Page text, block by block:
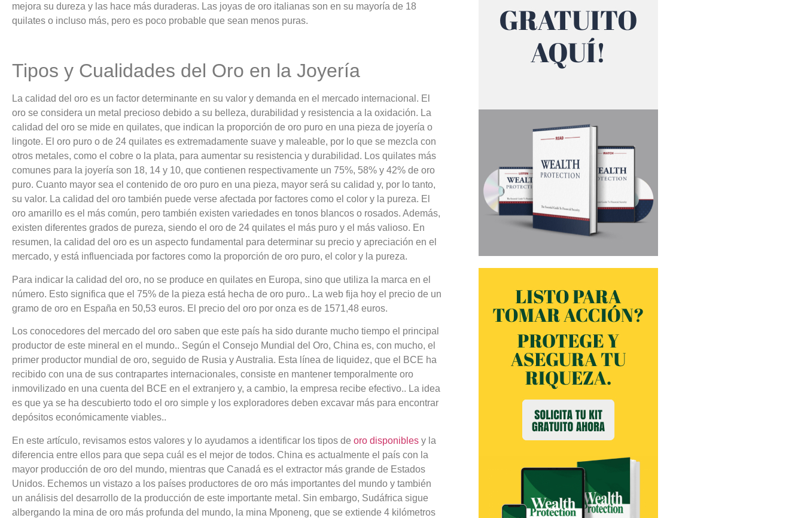
mejora su dureza y las hace más duraderas. Las joyas de oro italianas son en su mayoría de 18
quilates o incluso más, pero es poco probable que sean menos puras.
Tipos y Cualidades del Oro en la Joyería
La calidad del oro es un factor determinante en su valor y demanda en el mercado internacional. El
oro se considera un metal precioso debido a su belleza, durabilidad y resistencia a la oxidación. La
calidad del oro se mide en quilates, que indican la proporción de oro puro en una pieza de joyería o
lingote. El oro puro o de 24 quilates es extremadamente suave y maleable, por lo que se mezcla con
otros metales, como el cobre o la plata, para aumentar su resistencia y durabilidad. Los quilates más
comunes para la joyería son 18, 14 y 10, que contienen respectivamente un 75%, 58% y 42% de oro
puro. Cuanto mayor sea el contenido de oro puro en una pieza, mayor será su calidad y, por lo tanto,
su valor. La calidad del oro también puede verse afectada por factores como el color y la pureza. El
oro amarillo es el más común, pero también existen variedades en tonos blancos o rosados. Además,
existen diferentes grados de pureza, siendo el oro de 24 quilates el más puro y el más valioso. En
resumen, la calidad del oro es un aspecto fundamental para determinar su precio y apreciación en el
mercado, y está influenciada por factores como la proporción de oro puro, el color y la pureza.
Para indicar la calidad del oro, no se produce en quilates en Europa, sino que utiliza la marca en el
número. Esto significa que el 75% de la pieza está hecha de oro puro.. La web fija hoy el precio de un
gramo de oro en España en 50,53 euros. El precio del oro por onza es de 1571,48 euros.
Los conocedores del mercado del oro saben que este país ha sido durante mucho tiempo el principal
productor de este mineral en el mundo.. Según el Consejo Mundial del Oro, China es, con mucho, el
primer productor mundial de oro, seguido de Rusia y Australia. Esta línea de liquidez, que el BCE ha
recibido con una de sus contrapartes internacionales, consiste en mantener temporalmente oro
inmovilizado en una cuenta del BCE en el extranjero y, a cambio, la empresa recibe efectivo.. La idea
es que ya se ha descubierto todo el oro simple y los exploradores deben excavar más para encontrar
depósitos económicamente viables..
En este artículo, revisamos estos valores y lo ayudamos a identificar los tipos de oro disponibles y la
diferencia entre ellos para que sepa cuál es el mejor de todos. China es actualmente el país con la
mayor producción de oro del mundo, mientras que Canadá es el extractor más grande de Estados
Unidos. Echemos un vistazo a los países productores de oro más importantes del mundo y también
un análisis del desarrollo de la producción de este importante metal. Sin embargo, Sudáfrica sigue
albergando la mina de oro más profunda del mundo, la mina Mponeng, que se extiende 4 kilómetros